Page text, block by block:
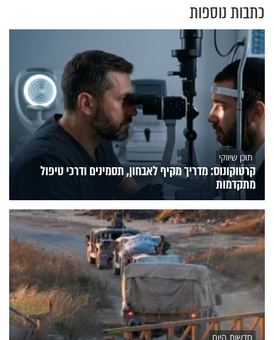
כתבות נוספות
תוכן שיווקי
קרטוקונוס: מדריך מקיף לאבחון, תסמינים ודרכי טיפול
מתקדמות
חדשות היום